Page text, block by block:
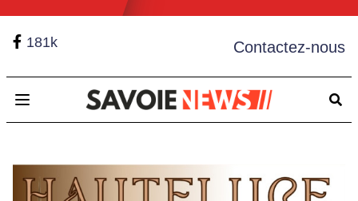
181k Contactez-nous
Open main menu